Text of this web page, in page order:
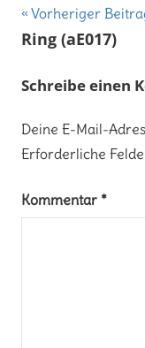
Vorheriger
Ring (aE017)
Schreibe einen
Deine E-Mail-
Erforderliche
Kommentar *